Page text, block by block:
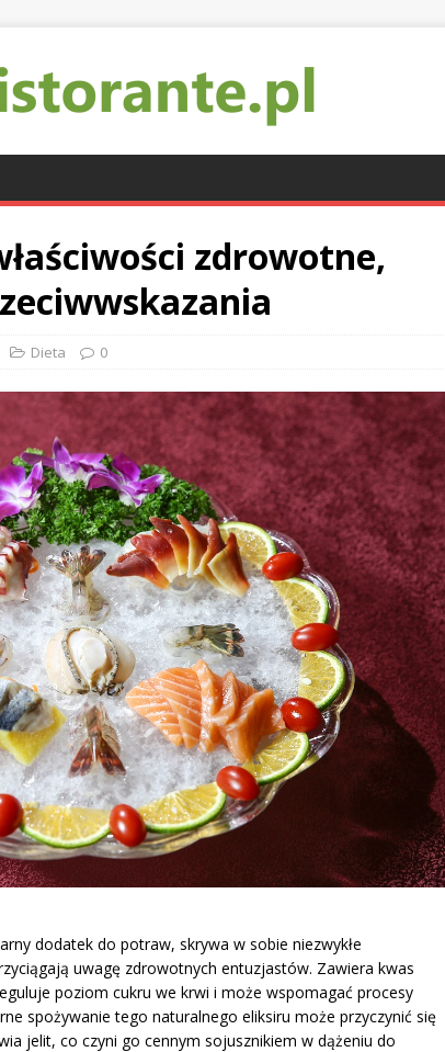
zdrowotne,
Dieta 0
dodatek do potraw, skrywa w sobie niezwykłe
uwagę zdrowotnych entuzjastów. Zawiera kwas
poziom cukru we krwi i może wspomagać procesy
spożywanie tego naturalnego eliksiru może przyczynić się
jelit, co czyni go cennym sojusznikiem w dążeniu do